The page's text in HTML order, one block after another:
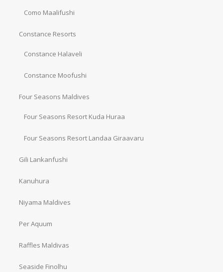
Como Maalifushi
Constance Resorts
Constance Halaveli
Constance Moofushi
Four Seasons Maldives
Four Seasons Resort Kuda Huraa
Four Seasons Resort Landaa Giraavaru
Gili Lankanfushi
Kanuhura
Niyama Maldives
Per Aquum
Raffles Maldivas
Seaside Finolhu